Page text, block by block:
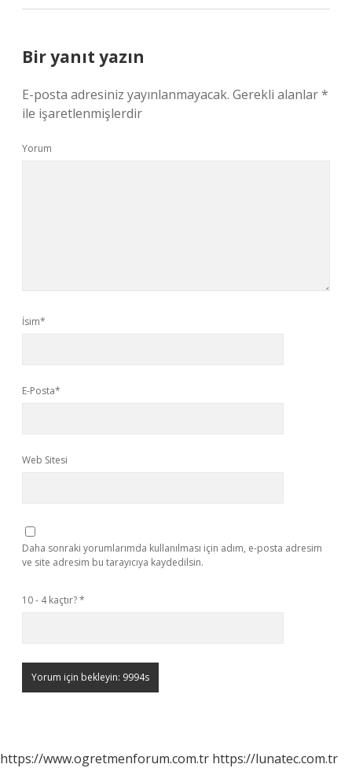
Bir yanıt yazın
E-posta adresiniz yayınlanmayacak. Gerekli alanlar*
ile işaretlenmişlerdir
Yorum
İsim*
E-Posta*
Web Sitesi
Daha sonraki yorumlarımda kullanılması için adım, e-posta adresim
ve site adresim bu tarayıcıya kaydedilsin.
10 - 4 kaçtır?*
https://www.ogretmenforum.com.tr https://lunatec.com.tr